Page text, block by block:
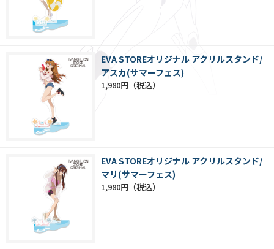
EVA STOREオリジナル アクリルスタンド/
アスカ(サマーフェス)
1,980円
EVA STOREオリジナル アクリルスタンド/
マリ(サマーフェス)
1,980円